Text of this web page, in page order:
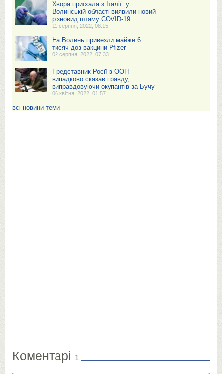
Хвора приїхала з Італії: у
Волинській області виявили новий
різновид штаму COVID-19
11 серпня, 2022, 08:15
На Волинь привезли майже 6
тисяч доз вакцини Pfizer
02 серпня, 2022, 07:33
Представник Росії в ООН
випадково сказав правду,
виправдовуючи окупантів за Бучу
06 квітня, 2022, 01:57
всі новини теми
Коментарі 1